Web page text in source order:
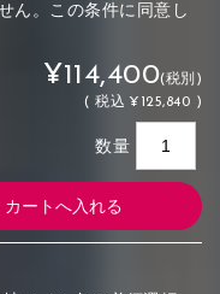
ん。この条件に同意し
¥114,400(税別)
(税込 ¥125,840 )
数量